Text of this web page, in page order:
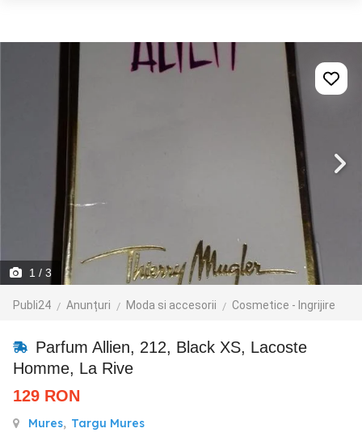
1 / 3
Publi24 Anunțuri Moda si accesorii Cosmetice - Ingrijire
Parfum Allien, 212, Black XS, Lacoste
Homme, La Rive
129 RON
Mures, Targu Mures